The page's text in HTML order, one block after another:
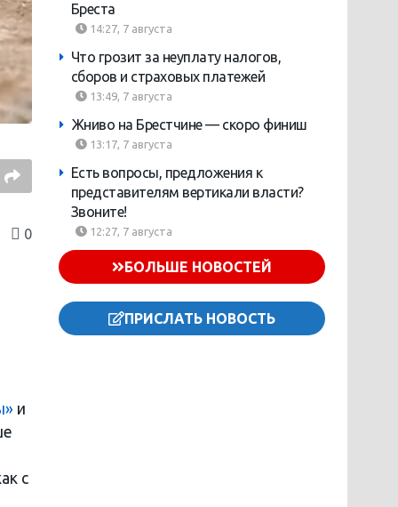
0
и
с
Бреста
14:27, 7 августа
Что грозит за неуплату налогов,
сборов и страховых платежей
13:49, 7 августа
Жниво на Брестчине — скоро финиш
13:17, 7 августа
Есть вопросы, предложения к
представителям вертикали власти?
Звоните!
12:27, 7 августа
БОЛЬШЕ НОВОСТЕЙ
ПРИСЛАТЬ НОВОСТЬ